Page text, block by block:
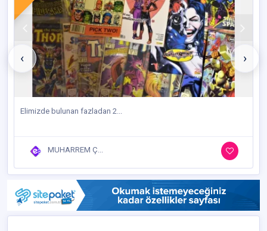
Elimizde bulunan fazladan 2...
MUHARREM Ç...
‹ ›